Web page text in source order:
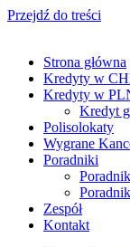
Przejdź do treści
Strona główna
Kredyty w
Kredyty w
Kredyt
Polisolokaty
Wygrane
Poradniki
Zespół
Kontakt